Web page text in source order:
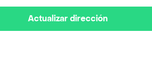
Actualizar dirección